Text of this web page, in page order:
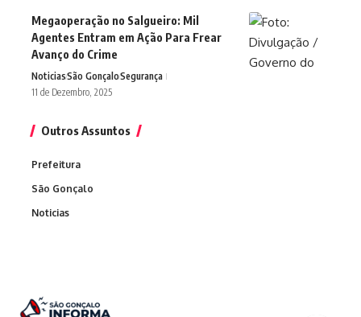
Megaoperação no Salgueiro: Mil
Agentes Entram em Ação Para Frear
Avanço do Crime
NoticiasSão GonçaloSegurança
11 de Dezembro, 2025
Outros Assuntos
Prefeitura
São Gonçalo
Noticias